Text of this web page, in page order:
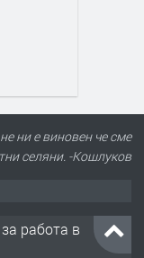
ни е виновен че сме
селяни. -Кошлуков